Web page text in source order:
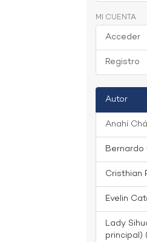
MI CUENTA
Acceder
Registro
Autor
Anahí
Bernardo
Cristhian
Evelin
Lady
principal)